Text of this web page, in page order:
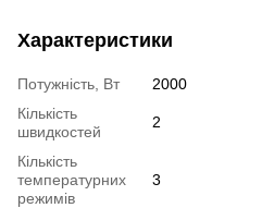
Характеристики
Потужність, Вт
2000
Кількість
швидкостей
2
Кількість
температурних
режимів
3